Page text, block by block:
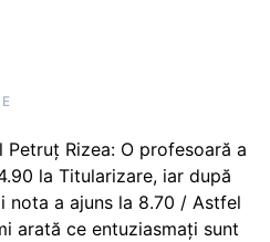
Petruț Rizea: O profesoară a
la Titularizare, iar după
nota a ajuns la 8.70 / Astfel
arată ce entuziasmați sunt